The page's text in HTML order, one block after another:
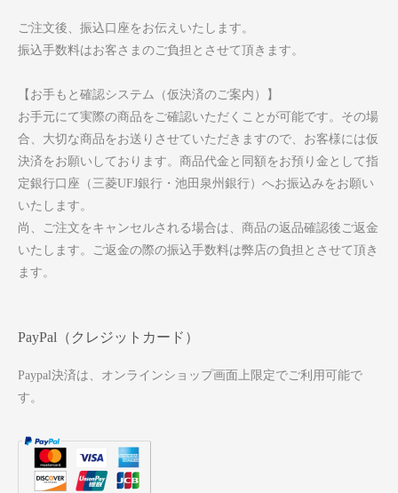
ご注文後、振込口座をお伝えいたします。
振込手数料はお客さまのご負担とさせて頂きます。
【お手もと確認システム（仮決済のご案内）】
お手元にて実際の商品をご確認いただくことが可能です。その場
合、大切な商品をお送りさせていただきますので、お客様には仮
決済をお願いしております。商品代金と同額をお預り金として指
定銀行口座（三菱UFJ銀行・池田泉州銀行）へお振込みをお願い
いたします。
尚、ご注文をキャンセルされる場合は、商品の返品確認後ご返金
いたします。ご返金の際の振込手数料は弊店の負担とさせて頂き
ます。
PayPal（クレジットカード）
Paypal決済は、オンラインショップ画面上限定でご利用可能で
す。